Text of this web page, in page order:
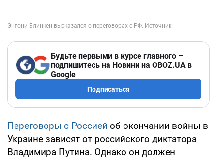
Будьте первыми в курсе главного –
подпишитесь на Новини на OBOZ.UA в
Google
Подписаться
Переговоры с Россией об окончании войны в
Украине зависят от российского диктатора
Владимира Путина. Однако он должен